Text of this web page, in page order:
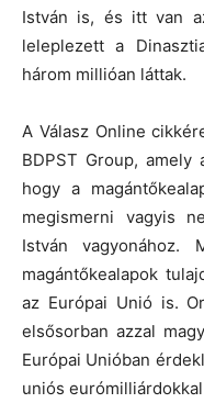
István is, és itt van
leleplezett a
három millióan láttak.
A Válasz Online
BDPST Group,
hogy a
megismerni vagyis
István
magántőkealapok
az Európai Unió is.
elsősorban azzal
Európai Unióban
uniós